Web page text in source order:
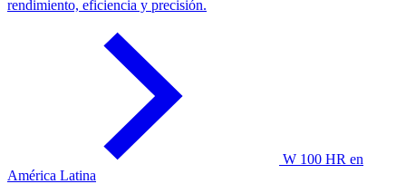
rendimiento, eficiencia y precisión.
W 100 HR en
América Latina